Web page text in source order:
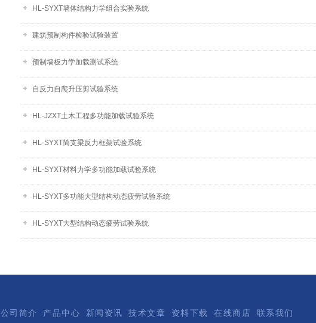
HL-SYXT墙体结构力学组合实验系统
建筑预制构件检验试验装置
预制墙板力学加载测试系统
自反力自爬升压剪试验系统
HL-JZXT土木工程多功能加载试验系统
HL-SYXT简支梁反力框架试验系统
HL-SYXT材料力学多功能加载试验系统
HL-SYXT多功能大型结构动态疲劳试验系统
HL-SYXT大型结构动态疲劳试验系统
公司简介 产品中心 新闻资讯 技术文章 资料下载 在线商店 联系我们